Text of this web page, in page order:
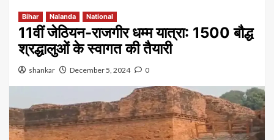
Bihar Nalanda National
11वीं जेठियन-राजगीर धम्म यात्रा: 1500 बौद्ध
श्रद्धालुओं के स्वागत की तैयारी
shankar December 5, 2024 0